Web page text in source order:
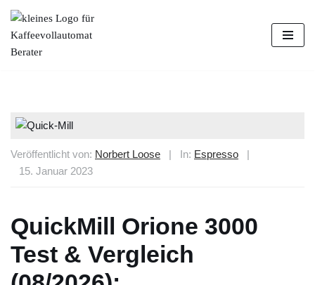
Zum
Inhalt
Veröffentlicht von: Norbert Loose | In: Espresso
|
15. Januar 2023
QuickMill Orione 3000
Test & Vergleich